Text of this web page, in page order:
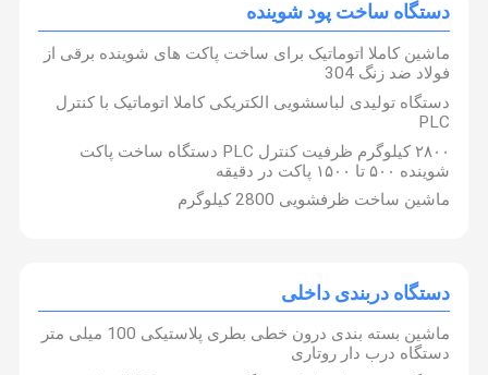
دستگاه ساخت پود شوینده
ماشین کاملا اتوماتیک برای ساخت پاکت های شوینده برقی از
فولاد ضد زنگ 304
دستگاه تولیدی لباسشویی الکتریکی کاملا اتوماتیک با کنترل
PLC
۲۸۰۰ کیلوگرم ظرفیت کنترل PLC دستگاه ساخت پاکت
شوینده ۵۰۰ تا ۱۵۰۰ پاکت در دقیقه
ماشین ساخت ظرفشویی 2800 کیلوگرم
دستگاه دربندی داخلی
ماشین بسته بندی درون خطی بطری پلاستیکی 100 میلی متر
دستگاه درب دار روتاری